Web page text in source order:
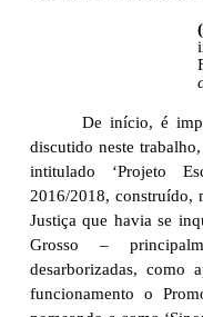
De início, é
discutido neste
intitulado ‘Projeto
2016/2018, construído,
Justiça que havia se
Grosso –
desarborizadas, como
funcionamento o